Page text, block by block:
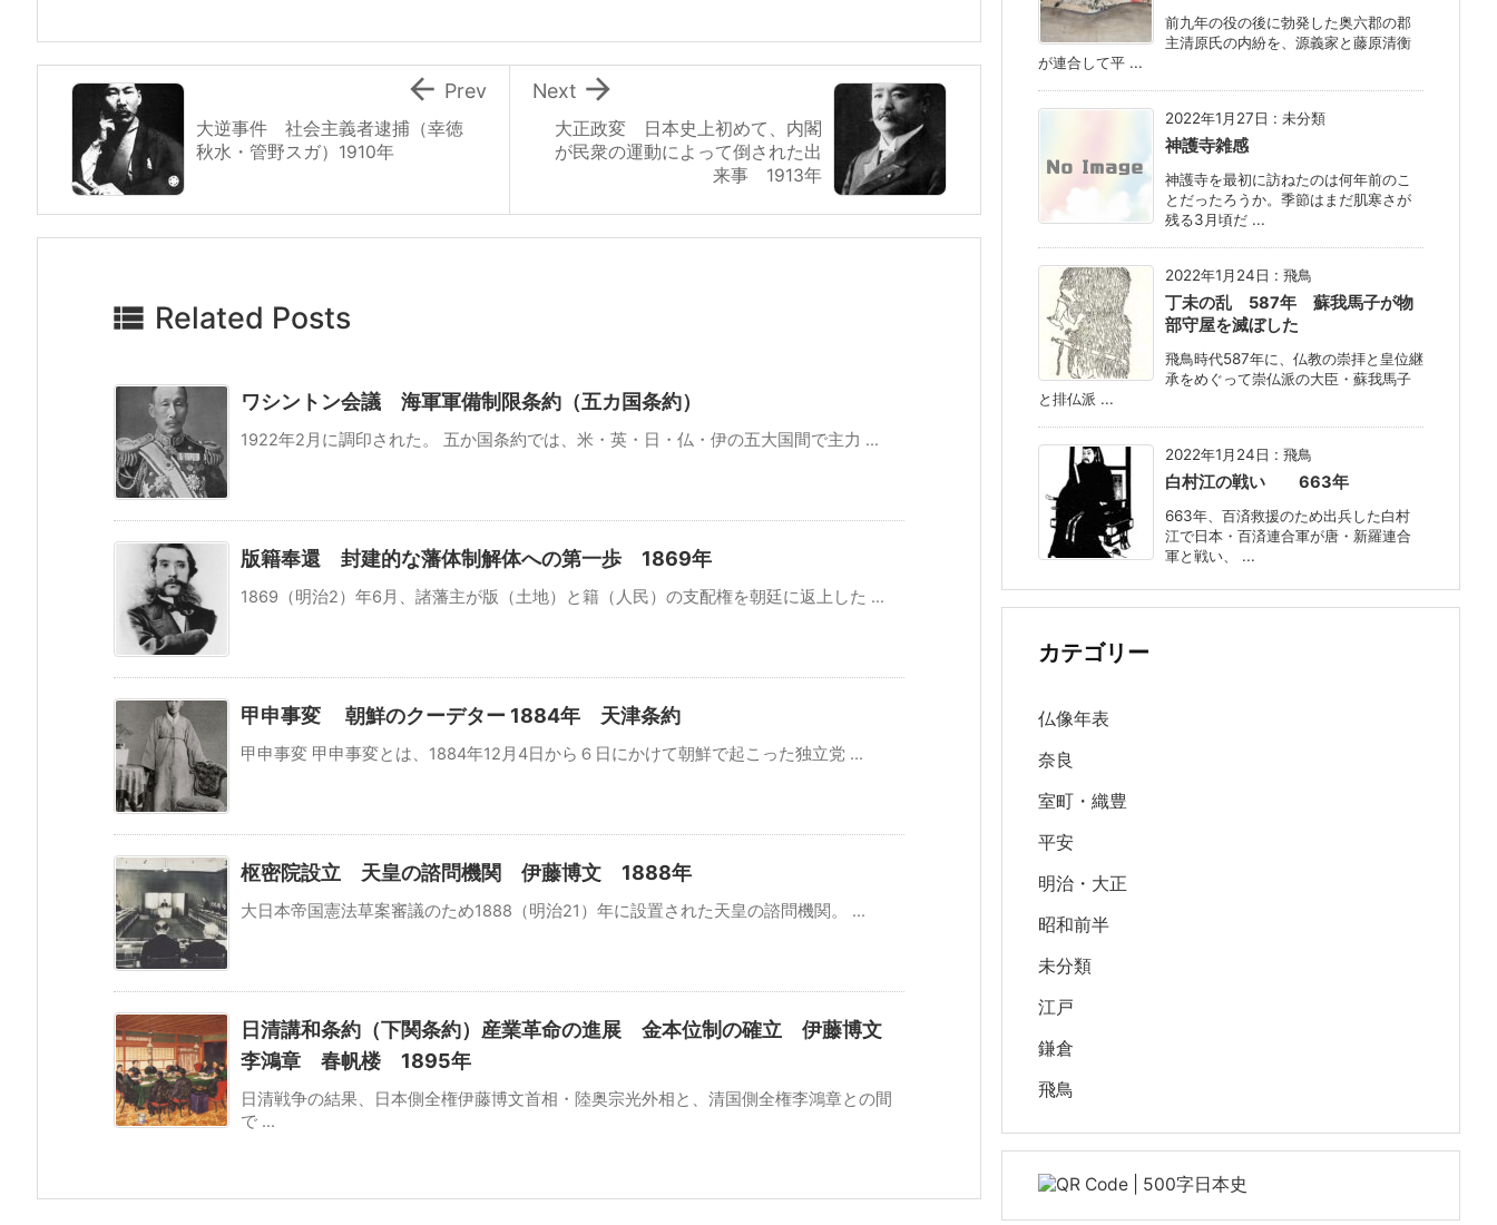
大正政変 日本史上初めて、内閣
が民衆の運動によって倒された出
来事 1913年

Next
大逆事件 社会主義者逮捕（幸徳
秋水・管野スガ）1910年
 Prev
 Related Posts
ワシントン会議 海軍軍備制限条約（五カ国条約）
1922年2月に調印された。 五か国条約では、米・英・日・仏・伊の五大国間で主力 ...
版籍奉還 封建的な藩体制解体への第一歩 1869年
1869（明治2）年6月、諸藩主が版（土地）と籍（人民）の支配権を朝廷に返上した ...
甲申事変 朝鮮のクーデター 1884年 天津条約
甲申事変 甲申事変とは、1884年12月4日から６日にかけて朝鮮で起こった独立党 ...
枢密院設立 天皇の諮問機関 伊藤博文 1888年
大日本帝国憲法草案審議のため1888（明治21）年に設置された天皇の諮問機関。 ...
日清講和条約（下関条約）産業革命の進展 金本位制の確立 伊藤博文
李鴻章 春帆楼 1895年
日清戦争の結果、日本側全権伊藤博文首相・陸奥宗光外相と、清国側全権李鴻章との間
で ...
前九年の役の後に勃発した奥六郡の郡
主清原氏の内紛を、源義家と藤原清衡
が連合して平 ...
2022年1月27日 : 未分類
神護寺雑感
神護寺を最初に訪ねたのは何年前のこ
とだったろうか。季節はまだ肌寒さが
残る3月頃だ ...
2022年1月24日 : 飛鳥
丁未の乱 587年 蘇我馬子が物
部守屋を滅ぼした
飛鳥時代587年に、仏教の崇拝と皇位継
承をめぐって崇仏派の大臣・蘇我馬子
と排仏派 ...
2022年1月24日 : 飛鳥
白村江の戦い 663年
663年、百済救援のため出兵した白村
江で日本・百済連合軍が唐・新羅連合
軍と戦い、 ...
カテゴリー
仏像年表
奈良
室町・織豊
平安
明治・大正
昭和前半
未分類
江戸
鎌倉
飛鳥